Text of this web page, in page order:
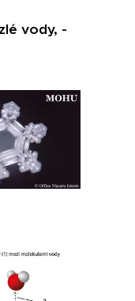
vody, -